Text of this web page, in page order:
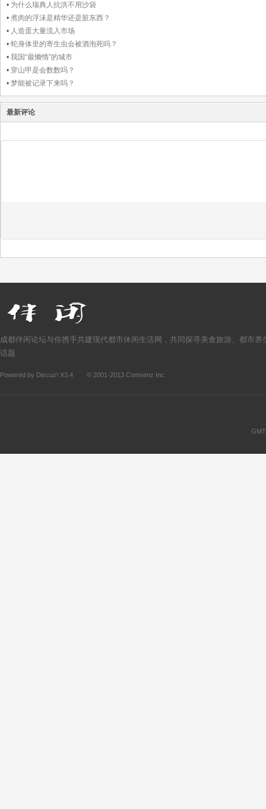
• 为什么瑞典人抗洪不用沙袋
• 煮肉的浮沫是精华还是脏东西？
• 人造蛋大量流入市场
• 蛇身体里的寄生虫会被酒泡死吗？
• 我国“最懒惰”的城市
• 穿山甲是会数数吗？
• 梦能被记录下来吗？
最新评论
成都伴闲论坛与你携手共建现代都市休闲生活网，共同探寻美食旅游、都市养
话题
Powered by Discuz! X3.4 © 2001-2013 Comsenz Inc.